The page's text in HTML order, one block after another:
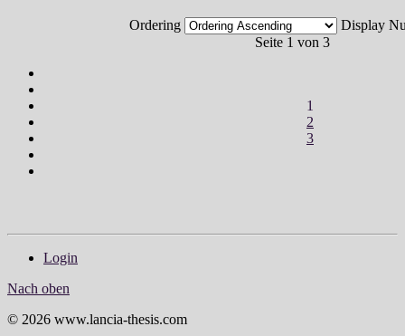
Ordering
Display
Seite 1 von 3
1
2
3
Login
Nach oben
© 2026 www.lancia-thesis.com